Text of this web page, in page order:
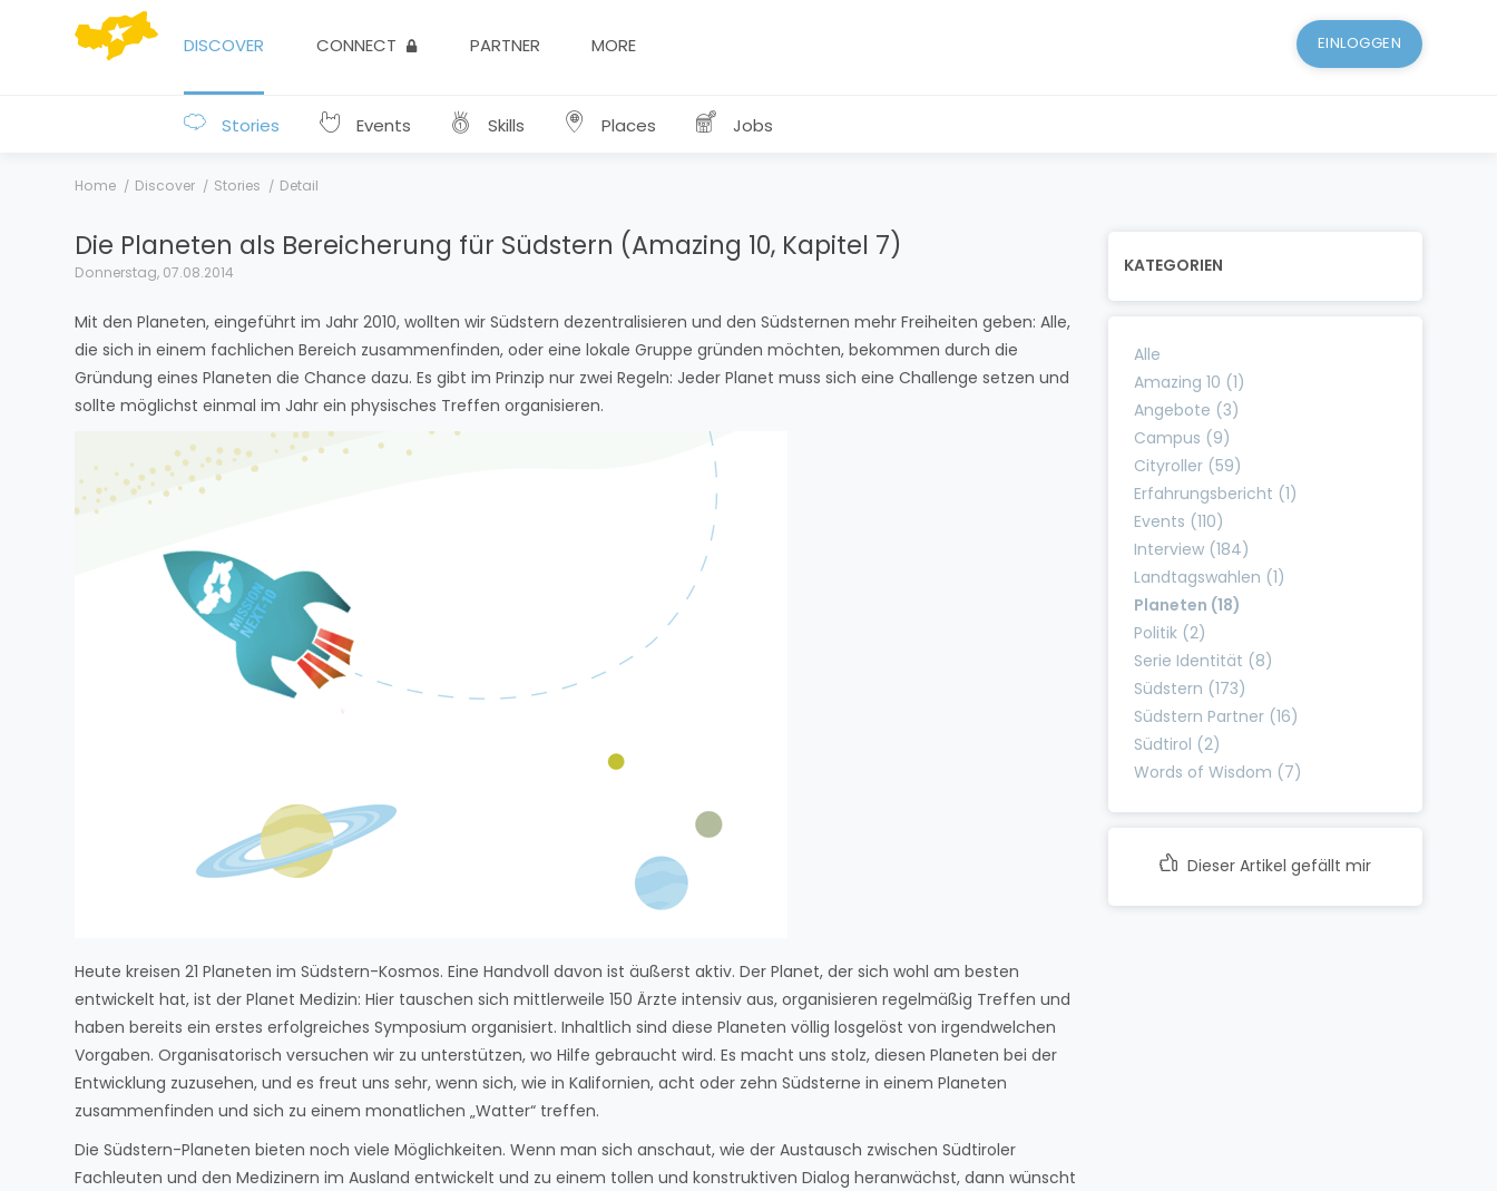
DISCOVER
Stories Events Skills Places Jobs
CONNECT PARTNER MORE EINLOGGEN
Home Discover Stories Detail
Die Planeten als Bereicherung für Südstern (Amazing 10, Kapitel 7)
Donnerstag, 07.08.2014
Mit den Planeten, eingeführt im Jahr 2010, wollten wir Südstern dezentralisieren und den Südsternen mehr Freiheiten geben: Alle,
die sich in einem fachlichen Bereich zusammenfinden, oder eine lokale Gruppe gründen möchten, bekommen durch die
Gründung eines Planeten die Chance dazu. Es gibt im Prinzip nur zwei Regeln: Jeder Planet muss sich eine Challenge setzen und
sollte möglichst einmal im Jahr ein physisches Treffen organisieren.
Heute kreisen 21 Planeten im Südstern-Kosmos. Eine Handvoll davon ist äußerst aktiv. Der Planet, der sich wohl am besten
entwickelt hat, ist der Planet Medizin: Hier tauschen sich mittlerweile 150 Ärzte intensiv aus, organisieren regelmäßig Treffen und
haben bereits ein erstes erfolgreiches Symposium organisiert. Inhaltlich sind diese Planeten völlig losgelöst von irgendwelchen
Vorgaben. Organisatorisch versuchen wir zu unterstützen, wo Hilfe gebraucht wird. Es macht uns stolz, diesen Planeten bei der
Entwicklung zuzusehen, und es freut uns sehr, wenn sich, wie in Kalifornien, acht oder zehn Südsterne in einem Planeten
zusammenfinden und sich zu einem monatlichen „Watter“ treffen.
Die Südstern-Planeten bieten noch viele Möglichkeiten. Wenn man sich anschaut, wie der Austausch zwischen Südtiroler
Fachleuten und den Medizinern im Ausland entwickelt und zu einem tollen und konstruktiven Dialog heranwächst, dann wünscht
KATEGORIEN
Alle
Amazing 10 (1)
Angebote (3)
Campus (9)
Cityroller (59)
Erfahrungsbericht (1)
Events (110)
Interview (184)
Landtagswahlen (1)
Planeten (18)
Politik (2)
Serie Identität (8)
Südstern (173)
Südstern Partner (16)
Südtirol (2)
Words of Wisdom (7)
Dieser Artikel gefällt mir